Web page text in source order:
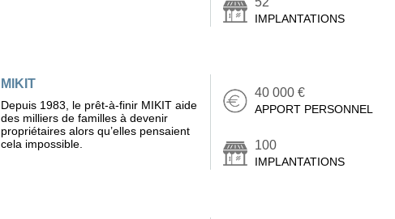
IMPLANTATIONS
MIKIT
Depuis 1983, le prêt-à-finir MIKIT aide
des milliers de familles à devenir
propriétaires alors qu’elles pensaient
cela impossible.
40 000 €
APPORT PERSONNEL
100
IMPLANTATIONS